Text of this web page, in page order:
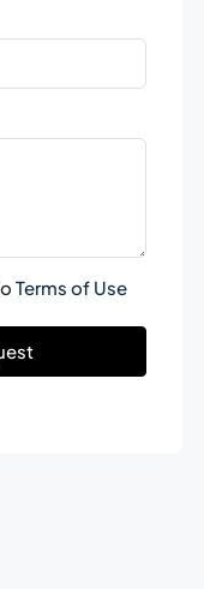
Terms of Use